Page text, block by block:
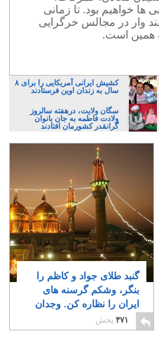
ها خواهیم بود. تا زمانی
وار در مجالس خرگرایی
همین است.
کشیش ایرانی آمریکایی را برای ۸
سال به زندان اوین فرستادند
سگان ولایت، درهفته سالروز
ولادت فاطمه به جان بانوان
گرانقدر کشورمان افتادند
گنبد طلای جواد و کاظم را
بنگر، وشکم گرسنه های
ایران را نظاره کن. وجدان
کجاست؟ شرف کجا رفته؟
۱۵
۴۷۱ پخش